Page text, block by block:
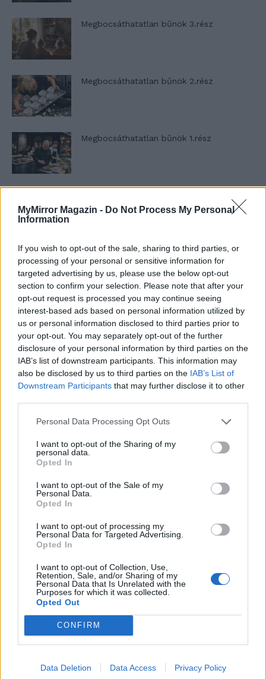
MyMirror Magazin - Do Not Process My Personal
Information
If you wish to opt-out of the sale, sharing to third parties, or
processing of your personal or sensitive information for
targeted advertising by us, please use the below opt-out
section to confirm your selection. Please note that after your
opt-out request is processed you may continue seeing
interest-based ads based on personal information utilized by
us or personal information disclosed to third parties prior to
your opt-out. You may separately opt-out of the further
disclosure of your personal information by third parties on the
IAB’s list of downstream participants. This information may
also be disclosed by us to third parties on the IAB’s List of
Downstream Participants that may further disclose it to other
Personal Data Processing Opt Outs
I want to opt-out of the Sharing of my
personal data.
Opted In
I want to opt-out of the Sale of my
Personal Data.
Opted In
I want to opt-out of processing my
Personal Data for Targeted Advertising.
Opted In
I want to opt-out of Collection, Use,
Retention, Sale, and/or Sharing of my
Personal Data that Is Unrelated with the
Purposes for which it was collected.
Opted Out
CONFIRM
Data Deletion Data Access Privacy Policy
Megbocsáthatatlan bűnök 3.rész
Megbocsáthatatlan bűnök 2.rész
Megbocsáthatatlan bűnök 1.rész
jelképe
Minka 12. rész
Minka 11. rész
T. szereti a fiatal lányokat 14. rész
Pedig szóltam… – Miért nem hiszünk a
A legidegesítőbb kifejezések laza
gyűjteménye
Elyna Robbs: Adéle és az örökölt árnyak
Woody Allen megosztó zsenialitása